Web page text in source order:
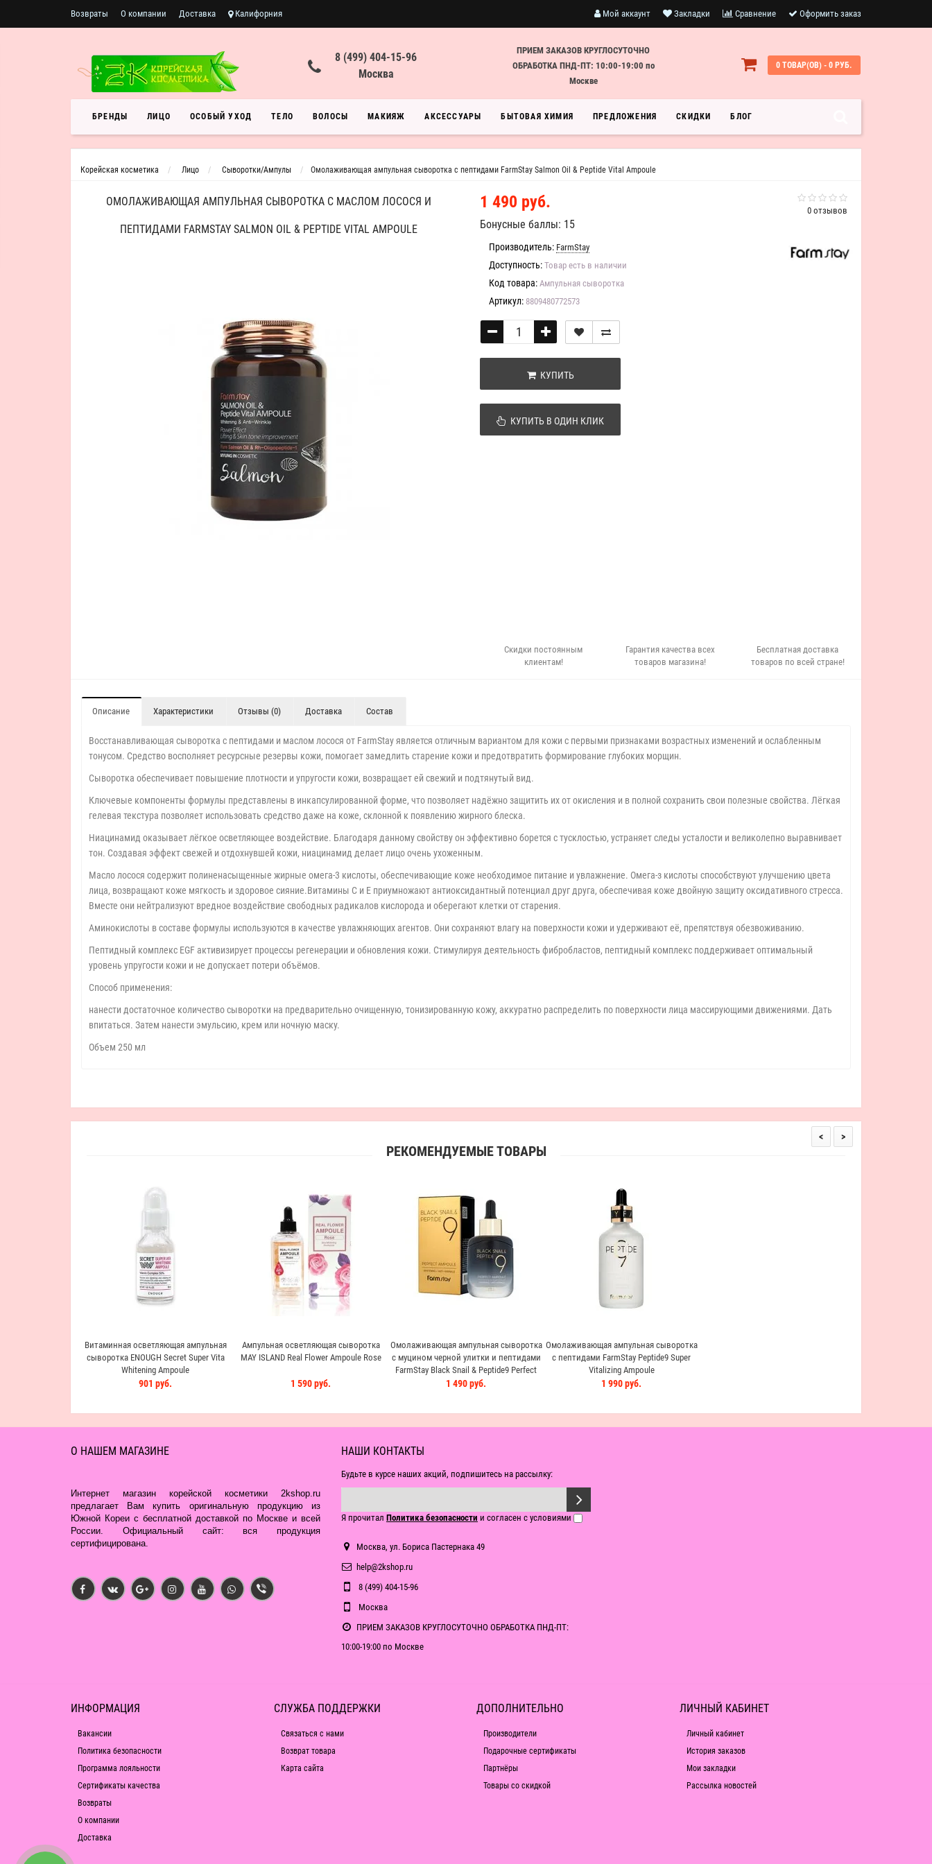
Возвраты О компании Доставка Калифорния Мой аккаунт Закладки Сравнение Оформить заказ
8 (499) 404-15-96
Москва
ПРИЕМ ЗАКАЗОВ КРУГЛОСУТОЧНО
ОБРАБОТКА ПНД-ПТ: 10:00-19:00 по
Москве
0 ТОВАР(ОВ) - 0 РУБ.
БРЕНДЫ ЛИЦО ОСОБЫЙ УХОД ТЕЛО ВОЛОСЫ МАКИЯЖ АКСЕССУАРЫ БЫТОВАЯ ХИМИЯ ПРЕДЛОЖЕНИЯ СКИДКИ БЛОГ
Корейская косметика Лицо Сыворотки/Ампулы Омолаживающая ампульная сыворотка с пептидами FarmStay Salmon Oil & Peptide Vital Ampoule
ОМОЛАЖИВАЮЩАЯ АМПУЛЬНАЯ СЫВОРОТКА С МАСЛОМ ЛОСОСЯ И
ПЕПТИДАМИ FARMSTAY SALMON OIL & PEPTIDE VITAL AMPOULE
0 отзывов
1 490 руб.
Бонусные баллы: 15
Производитель: FarmStay
Доступность: Товар есть в наличии
Код товара: Ампульная сыворотка
Артикул: 8809480772573
КУПИТЬ
КУПИТЬ В ОДИН КЛИК
Скидки постоянным
клиентам!
Гарантия качества всех
товаров магазина!
Бесплатная доставка
товаров по всей стране!
Описание Характеристики Отзывы (0) Доставка Состав
Восстанавливающая сыворотка с пептидами и маслом лосося от FarmStay является отличным вариантом для кожи с первыми признаками возрастных изменений и ослабленным
тонусом. Средство восполняет ресурсные резервы кожи, помогает замедлить старение кожи и предотвратить формирование глубоких морщин.
Сыворотка обеспечивает повышение плотности и упругости кожи, возвращает ей свежий и подтянутый вид.
Ключевые компоненты формулы представлены в инкапсулированной форме, что позволяет надёжно защитить их от окисления и в полной сохранить свои полезные свойства. Лёгкая
гелевая текстура позволяет использовать средство даже на коже, склонной к появлению жирного блеска.
Ниацинамид оказывает лёгкое осветляющее воздействие. Благодаря данному свойству он эффективно борется с тусклостью, устраняет следы усталости и великолепно выравнивает
тон. Создавая эффект свежей и отдохнувшей кожи, ниацинамид делает лицо очень ухоженным.
Масло лосося содержит полиненасыщенные жирные омега-3 кислоты, обеспечивающие коже необходимое питание и увлажнение. Омега-з кислоты способствуют улучшению цвета
лица, возвращают коже мягкость и здоровое сияние.Витамины С и Е приумножают антиоксидантный потенциал друг друга, обеспечивая коже двойную защиту оксидативного стресса.
Вместе они нейтрализуют вредное воздействие свободных радикалов кислорода и оберегают клетки от старения.
Аминокислоты в составе формулы используются в качестве увлажняющих агентов. Они сохраняют влагу на поверхности кожи и удерживают её, препятствуя обезвоживанию.
Пептидный комплекс EGF активизирует процессы регенерации и обновления кожи. Стимулируя деятельность фибробластов, пептидный комплекс поддерживает оптимальный
уровень упругости кожи и не допускает потери объёмов.
Способ применения:
нанести достаточное количество сыворотки на предварительно очищенную, тонизированную кожу, аккуратно распределить по поверхности лица массирующими движениями. Дать
впитаться. Затем нанести эмульсию, крем или ночную маску.
Объем 250 мл
РЕКОМЕНДУЕМЫЕ ТОВАРЫ
Витаминная осветляющая ампульная
сыворотка ENOUGH Secret Super Vita
Whitening Ampoule
901 руб.
Ампульная осветляющая сыворотка
MAY ISLAND Real Flower Ampoule Rose
1 590 руб.
Омолаживающая ампульная сыворотка
с муцином черной улитки и пептидами
FarmStay Black Snail & Peptide9 Perfect
Ampoule
1 490 руб.
Омолаживающая ампульная сыворотка
с пептидами FarmStay Peptide9 Super
Vitalizing Ampoule
1 990 руб.
< >
О НАШЕМ МАГАЗИНЕ
Интернет магазин корейской косметики 2kshop.ru
предлагает Вам купить оригинальную продукцию из
Южной Кореи с бесплатной доставкой по Москве и всей
России. Официальный сайт: вся продукция
сертифицирована.
НАШИ КОНТАКТЫ
Будьте в курсе наших акций, подпишитесь на рассылку:
Я прочитал Политика безопасности и согласен с условиями
Москва, ул. Бориса Пастернака 49
help@2kshop.ru
8 (499) 404-15-96
Москва
ПРИЕМ ЗАКАЗОВ КРУГЛОСУТОЧНО ОБРАБОТКА ПНД-ПТ:
10:00-19:00 по Москве
ИНФОРМАЦИЯ
Вакансии
Политика безопасности
Программа лояльности
Сертификаты качества
Возвраты
О компании
Доставка
СЛУЖБА ПОДДЕРЖКИ
Связаться с нами
Возврат товара
Карта сайта
ДОПОЛНИТЕЛЬНО
Производители
Подарочные сертификаты
Партнёры
Товары со скидкой
ЛИЧНЫЙ КАБИНЕТ
Личный кабинет
История заказов
Мои закладки
Рассылка новостей